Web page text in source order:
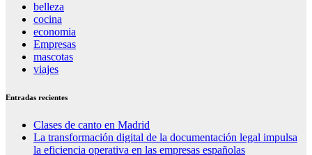
belleza
cocina
economia
Empresas
mascotas
viajes
Entradas recientes
Clases de canto en Madrid
La transformación digital de la documentación legal impulsa
la eficiencia operativa en las empresas españolas